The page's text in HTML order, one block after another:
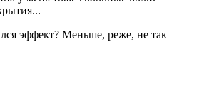
эффект? Меньше, реже, не так